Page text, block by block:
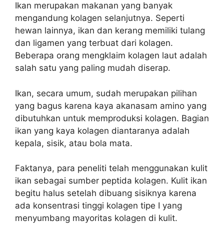
Ikan merupakan makanan yang banyak
mengandung kolagen selanjutnya. Seperti
hewan lainnya, ikan dan kerang memiliki tulang
dan ligamen yang terbuat dari kolagen.
Beberapa orang mengklaim kolagen laut adalah
salah satu yang paling mudah diserap.
Ikan, secara umum, sudah merupakan pilihan
yang bagus karena kaya akanasam amino yang
dibutuhkan untuk memproduksi kolagen. Bagian
ikan yang kaya kolagen diantaranya adalah
kepala, sisik, atau bola mata.
Faktanya, para peneliti telah menggunakan kulit
ikan sebagai sumber peptida kolagen. Kulit ikan
begitu halus setelah dibuang sisiknya karena
ada konsentrasi tinggi kolagen tipe I yang
menyumbang mayoritas kolagen di kulit.